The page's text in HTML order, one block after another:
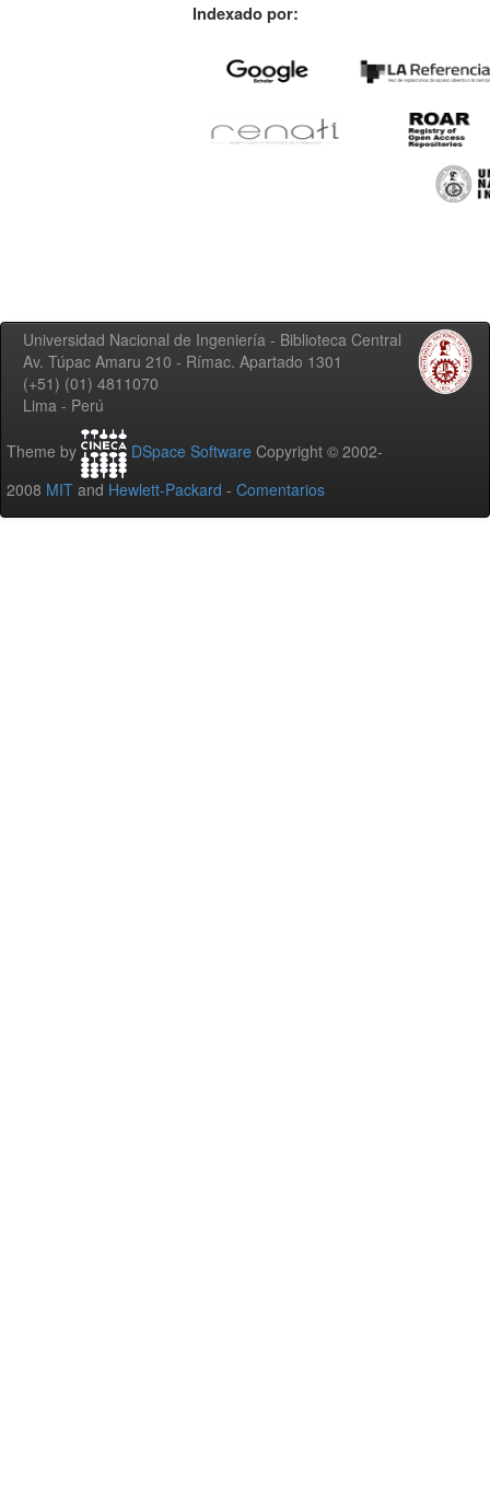
Indexado por:
Universidad Nacional de Ingeniería - Biblioteca Central
Av. Túpac Amaru 210 - Rímac. Apartado 1301
(+51) (01) 4811070
Lima - Perú
Theme by DSpace Software Copyright © 2002-
2008 MIT and Hewlett-Packard - Comentarios